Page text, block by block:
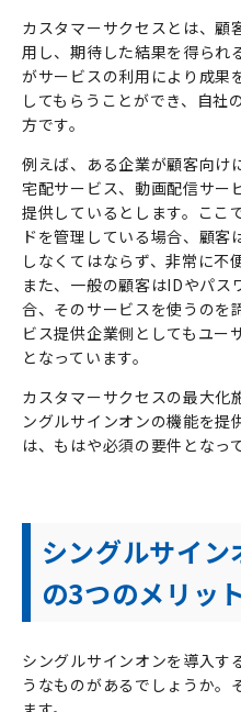
カスタマーサクセスとは、顧
用し、期待した結果を得られ
がサービスの利用により成果
してもらうことができ、自社
方です。
例えば、ある企業が顧客向け
宅配サービス、動画配信サー
提供しているとします。ここ
ドを管理している場合、顧客
しなくてはならず、非常に不
また、一般の顧客はIDやパス
合、そのサービスを使うのを
ビス提供企業側としてもユー
となっています。
カスタマーサクセスの最大化
ングルサインオンの機能を提
は、もはや必須の要件となっ
シングルサイ
の3つのメリット
シングルサインオンを導入す
うなものがあるでしょうか。